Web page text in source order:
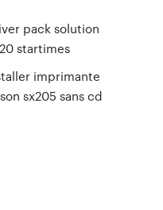
pack solution
startimes
imprimante
sx205 sans cd